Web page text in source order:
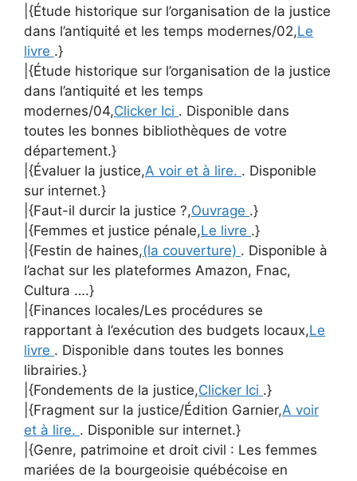
|{Étude historique sur l’organisation de la justice
dans l’antiquité et les temps modernes/02,Le
livre .}
|{Étude historique sur l’organisation de la justice
dans l’antiquité et les temps
modernes/04,Clicker Ici . Disponible dans
toutes les bonnes bibliothèques de votre
département.}
|{Évaluer la justice,A voir et à lire. . Disponible
sur internet.}
|{Faut-il durcir la justice ?,Ouvrage .}
|{Femmes et justice pénale,Le livre .}
|{Festin de haines,(la couverture) . Disponible à
l’achat sur les plateformes Amazon, Fnac,
Cultura ….}
|{Finances locales/Les procédures se
rapportant à l’exécution des budgets locaux,Le
livre . Disponible dans toutes les bonnes
librairies.}
|{Fondements de la justice,Clicker Ici .}
|{Fragment sur la justice/Édition Garnier,A voir
et à lire. . Disponible sur internet.}
|{Genre, patrimoine et droit civil : Les femmes
mariées de la bourgeoisie québécoise en